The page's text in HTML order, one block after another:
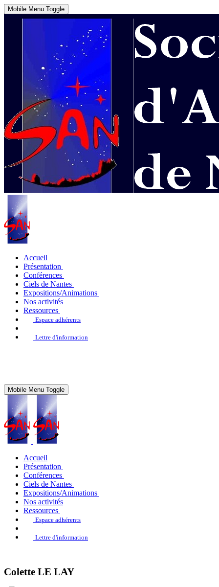
Mobile Menu Toggle
Accueil
Présentation
Conférences
Ciels de Nantes
Expositions/Animations
Nos activités
Ressources
Espace adhérents
Lettre d'information
Mobile Menu Toggle
Accueil
Présentation
Conférences
Ciels de Nantes
Expositions/Animations
Nos activités
Ressources
Espace adhérents
Lettre d'information
Colette LE LAY